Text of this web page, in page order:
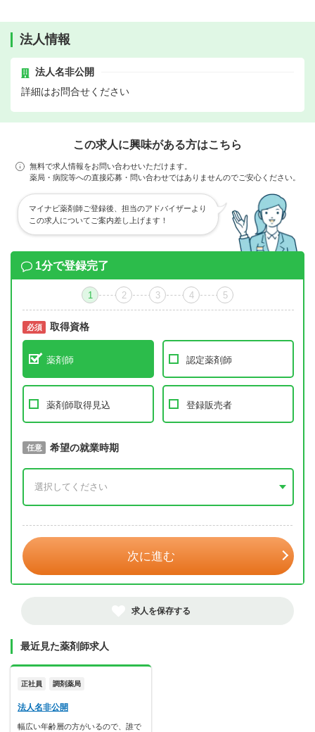
法人情報
法人名非公開
詳細はお問合せください
この求人に興味がある方はこちら
無料で求人情報をお問い合わせいただけます。
薬局・病院等への直接応募・問い合わせではありませんのでご安心ください。
マイナビ薬剤師ご登録後、担当のアドバイザーより
この求人についてご案内差し上げます！
1分で登録完了
1 2 3 4 5
必須 取得資格
薬剤師 認定薬剤師
薬剤師取得見込 登録販売者
必須 取得予定年
任意 希望の就業時期
次に進む
求人を保存する
最近見た薬剤師求人
正社員 調剤薬局
法人名非公開
幅広い年齢層の方がいるので、誰で